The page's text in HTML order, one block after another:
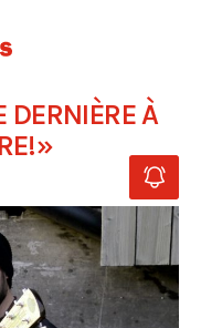
DERNIÈRE À